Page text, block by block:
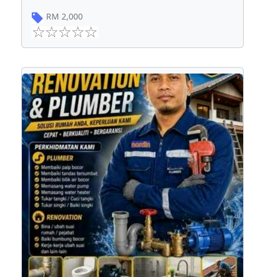
RM 2,000